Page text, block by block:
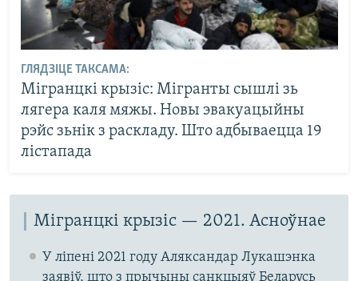
ГЛЯДЗІЦЕ ТАКСАМА:
Мігранцкі крызіс: Мігранты сышлі зь
лягера каля мяжы. Новы эвакуацыйны
рэйс зьнік з раскладу. Што адбываецца 19
лістапада
Мігранцкі крызіс — 2021. Асноўнае
У ліпені 2021 году Аляксандар Лукашэнка
заявіў, што з прычыны санкцыяў Беларусь